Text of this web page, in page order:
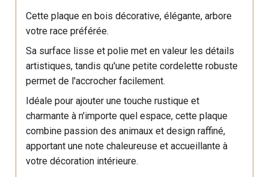
Cette plaque en bois décorative, élégante, arbore
votre race préférée.
Sa surface lisse et polie met en valeur les détails
artistiques, tandis qu'une petite cordelette robuste
permet de l'accrocher facilement.
Idéale pour ajouter une touche rustique et
charmante à n'importe quel espace, cette plaque
combine passion des animaux et design raffiné,
apportant une note chaleureuse et accueillante à
votre décoration intérieure.